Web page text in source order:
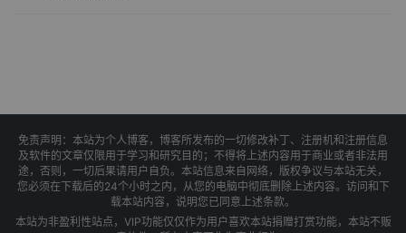
免责声明：本站为个人博客，博客所发布的一切修改补丁、注册机和注册信息
及软件的文章仅限用于学习和研究目的；不得将上述内容用于商业或者非法用
途，否则，一切后果请用户自负。本站信息来自网络，版权争议与本站无关，
您必须在下载后的24个小时之内，从您的电脑中彻底删除上述内容。访问和下
载本站内容，说明您已同意上述条款。
本站为非盈利性站点，VIP功能仅仅作为用户喜欢本站捐赠打赏功能，本站不贩